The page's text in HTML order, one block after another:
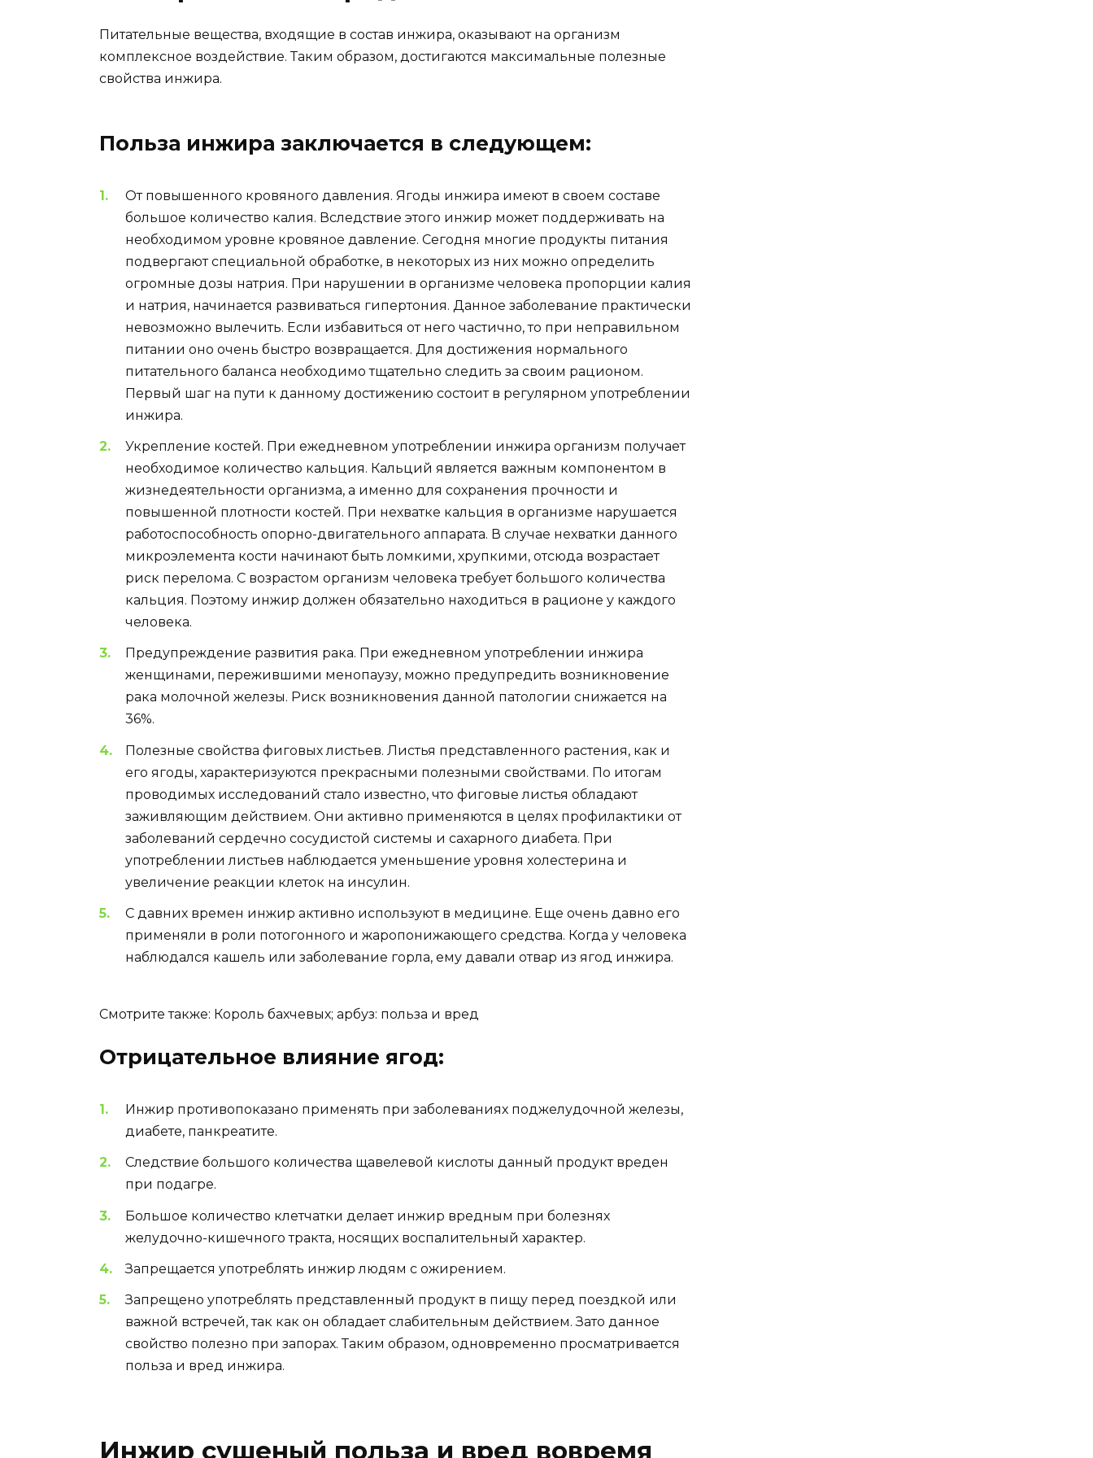
Питательные вещества, входящие в состав инжира, оказывают на организм
комплексное воздействие. Таким образом, достигаются максимальные полезные
свойства инжира.
Польза инжира заключается в следующем:
От повышенного кровяного давления. Ягоды инжира имеют в своем составе
большое количество калия. Вследствие этого инжир может поддерживать на
необходимом уровне кровяное давление. Сегодня многие продукты питания
подвергают специальной обработке, в некоторых из них можно определить
огромные дозы натрия. При нарушении в организме человека пропорции калия
и натрия, начинается развиваться гипертония. Данное заболевание практически
невозможно вылечить. Если избавиться от него частично, то при неправильном
питании оно очень быстро возвращается. Для достижения нормального
питательного баланса необходимо тщательно следить за своим рационом.
Первый шаг на пути к данному достижению состоит в регулярном употреблении
инжира.
Укрепление костей. При ежедневном употреблении инжира организм получает
необходимое количество кальция. Кальций является важным компонентом в
жизнедеятельности организма, а именно для сохранения прочности и
повышенной плотности костей. При нехватке кальция в организме нарушается
работоспособность опорно-двигательного аппарата. В случае нехватки данного
микроэлемента кости начинают быть ломкими, хрупкими, отсюда возрастает
риск перелома. С возрастом организм человека требует большого количества
кальция. Поэтому инжир должен обязательно находиться в рационе у каждого
человека.
Предупреждение развития рака. При ежедневном употреблении инжира
женщинами, пережившими менопаузу, можно предупредить возникновение
рака молочной железы. Риск возникновения данной патологии снижается на
36%.
Полезные свойства фиговых листьев. Листья представленного растения, как и
его ягоды, характеризуются прекрасными полезными свойствами. По итогам
проводимых исследований стало известно, что фиговые листья обладают
заживляющим действием. Они активно применяются в целях профилактики от
заболеваний сердечно сосудистой системы и сахарного диабета. При
употреблении листьев наблюдается уменьшение уровня холестерина и
увеличение реакции клеток на инсулин.
С давних времен инжир активно используют в медицине. Еще очень давно его
применяли в роли потогонного и жаропонижающего средства. Когда у человека
наблюдался кашель или заболевание горла, ему давали отвар из ягод инжира.
Смотрите также: Король бахчевых; арбуз: польза и вред
Отрицательное влияние ягод:
Инжир противопоказано применять при заболеваниях поджелудочной железы,
диабете, панкреатите.
Следствие большого количества щавелевой кислоты данный продукт вреден
при подагре.
Большое количество клетчатки делает инжир вредным при болезнях
желудочно-кишечного тракта, носящих воспалительный характер.
Запрещается употреблять инжир людям с ожирением.
Запрещено употреблять представленный продукт в пищу перед поездкой или
важной встречей, так как он обладает слабительным действием. Зато данное
свойство полезно при запорах. Таким образом, одновременно просматривается
польза и вред инжира.
Инжир сушеный польза и вред вовремя